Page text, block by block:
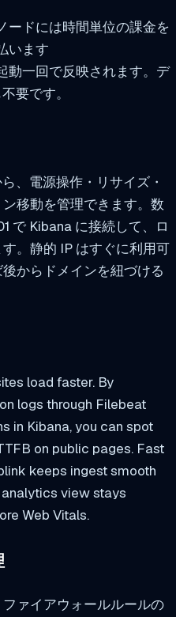
ードには時間単位の課金を
います
動一回で反映されます。デ
要です。
、電源操作・リサイズ・
移動を管理できます。数
で Kibana に接続して、ロ
。静的 IP はすぐに利用可
からドメインを紐づける
load faster. By
logs through Filebeat
in Kibana, you can spot
on public pages. Fast
keeps ingest smooth
view stays
Web Vitals.
ァイアウォールルールの